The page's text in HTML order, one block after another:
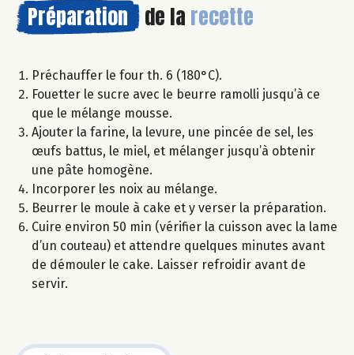
Préparation de la recette
Préchauffer le four th. 6 (180°C).
Fouetter le sucre avec le beurre ramolli jusqu’à ce
que le mélange mousse.
Ajouter la farine, la levure, une pincée de sel, les
œufs battus, le miel, et mélanger jusqu’à obtenir
une pâte homogène.
Incorporer les noix au mélange.
Beurrer le moule à cake et y verser la préparation.
Cuire environ 50 min (vérifier la cuisson avec la lame
d’un couteau) et attendre quelques minutes avant
de démouler le cake. Laisser refroidir avant de
servir.